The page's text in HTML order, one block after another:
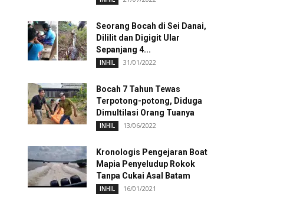
Seorang Bocah di Sei Danai,
Dililit dan Digigit Ular
Sepanjang 4...
INHIL 31/01/2022
Bocah 7 Tahun Tewas
Terpotong-potong, Diduga
Dimultilasi Orang Tuanya
INHIL 13/06/2022
Kronologis Pengejaran Boat
Mapia Penyeludup Rokok
Tanpa Cukai Asal Batam
INHIL 16/01/2021